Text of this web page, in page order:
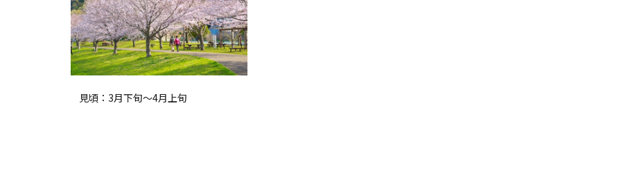
見頃：3月下旬～4月上旬